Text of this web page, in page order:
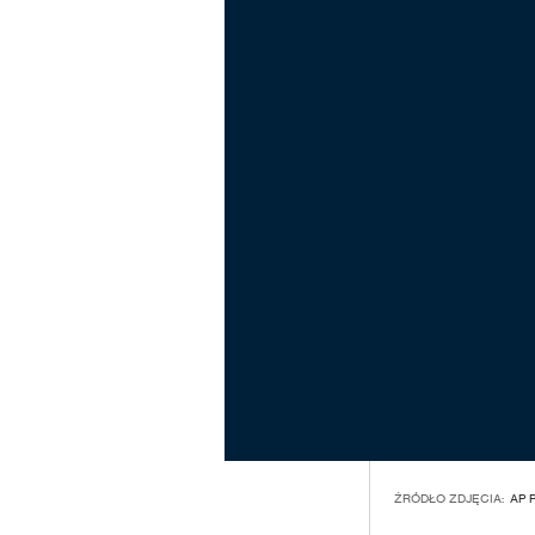
ŹRÓDŁO ZDJĘCIA: AP